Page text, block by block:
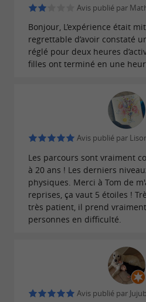
Transformez-vous en
game en extérieurest une
grandeur nature, à
amis, tout en profitant du
Labyrinthe Mystère
les âges
Perdez-vous dans le
énigmes adaptées à votre
activité idéale pour mettre
de l’observation et sa
Munis d’une carte et
recherche des balises
Avis publié par
Bonjour, L’expérience était
regrettable d’avoir constaté
réglé pour deux heures
filles ont terminé en une
Avis publié par
Les parcours sont vraiment
à 20 ans ! Les derniers
physiques. Merci à Tom de
reprises, ça vaut 5 étoiles !
très patient, il prend
personnes en difficulté.
Avis publié par